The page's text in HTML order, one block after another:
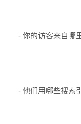
- 你的访客来自哪
- 他们用哪些搜索